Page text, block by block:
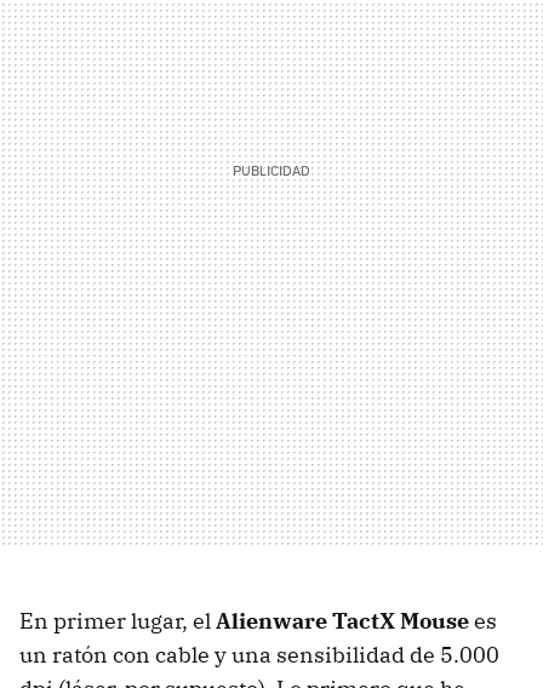
En primer lugar, elAlienware TactX Mousees
un ratón con cable y una sensibilidad de 5.000